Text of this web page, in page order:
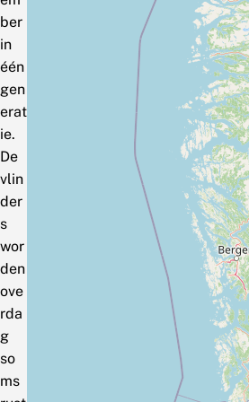
ber
in
één
gen
erat
ie.
De
vlin
der
s
wor
den
ove
rda
g
so
ms